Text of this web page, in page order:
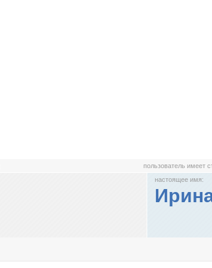
пользователь имеет
настоящее имя: